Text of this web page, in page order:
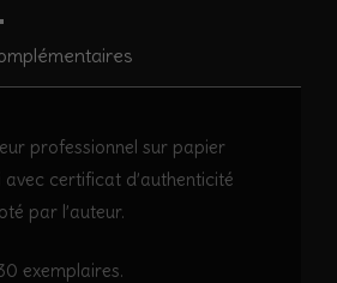
professionnel sur papier
avec certificat d’authenticité
par l’auteur.
exemplaires.